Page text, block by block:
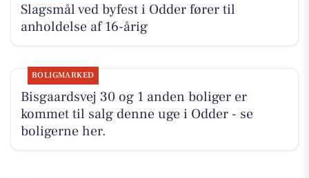
Slagsmål ved byfest i Odder fører til
anholdelse af 16-årig
BOLIGMARKED
Bisgaardsvej 30 og 1 anden boliger er
kommet til salg denne uge i Odder - se
boligerne her.